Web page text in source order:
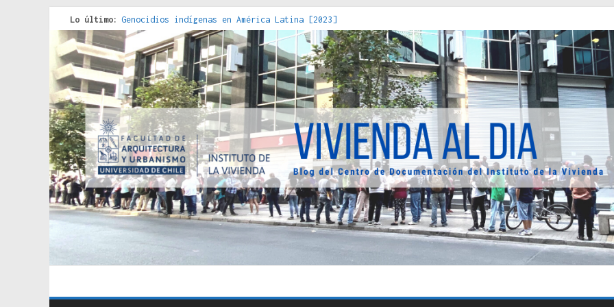
Lo último: Genocidios indígenas en América Latina [2023]
Estudios sobre la espacialización de los Estados : políticas, prácticas y representaciones [2022]
Donde el pedernal choca con el acero : hacia una teoría crítica de las fronteras latinoamericanas
Criterios técnicos para una vivienda adecuada [2019]
Red de consultorios de la Caja del Seguro Obrero en Santiago : un patrimonio emblemático [2014]